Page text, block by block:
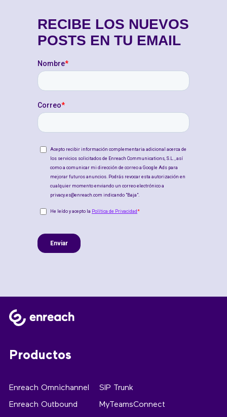
Productos
Enreach Omnichannel
Enreach Outbound
SIP Trunk
MyTeamsConnect